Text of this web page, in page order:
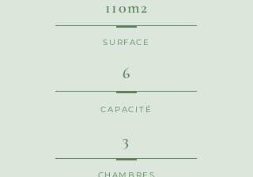
110m2
SURFACE
6
CAPACITÉ
3